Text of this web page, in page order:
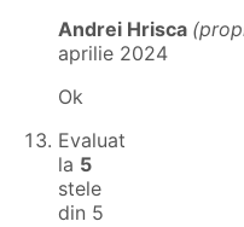
Andrei Hrisca
aprilie 2024
Ok
Evaluat
la 5
stele
din 5